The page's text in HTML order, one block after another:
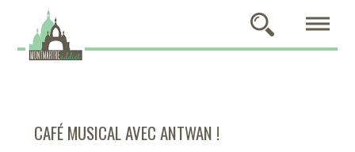
CAFÉ MUSICAL AVEC ANTWAN !